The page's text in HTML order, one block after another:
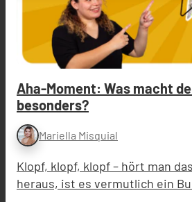
Aha-Moment: Was macht
besonders?
Mariella Misquial
Klopf, klopf, klopf – hört man
heraus, ist es vermutlich ein